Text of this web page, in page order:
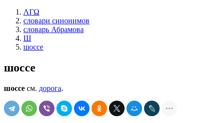
ΛΓΩ
словари синонимов
словарь Абрамова
Ш
шоссе
шоссе
шоссе см. дорога.